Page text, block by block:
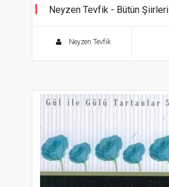
Neyzen Tevfik - Bütün Şiirleri
Neyzen Tevfik